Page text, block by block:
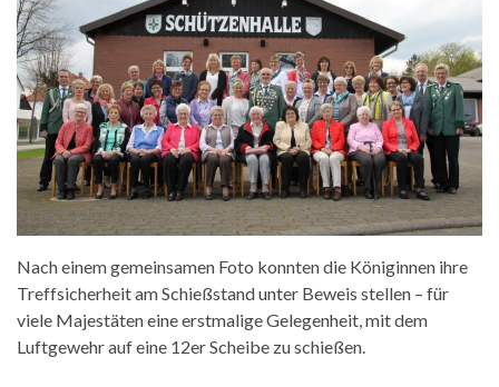
Nach einem gemeinsamen Foto konnten die Königinnen ihre
Treffsicherheit am Schießstand unter Beweis stellen – für
viele Majestäten eine erstmalige Gelegenheit, mit dem
Luftgewehr auf eine 12er Scheibe zu schießen.